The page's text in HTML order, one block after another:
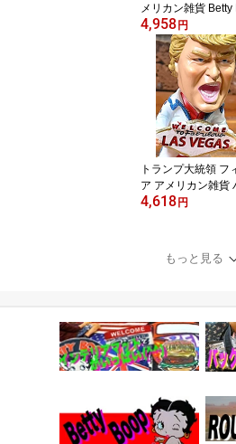
メリカン雑貨 Betty
マグカップ Party
ップ グラス
4,958円
トランプ大統領 フ
ア アメリカン雑貨
イアン雑貨 ボビン
4,618円
もっと見る